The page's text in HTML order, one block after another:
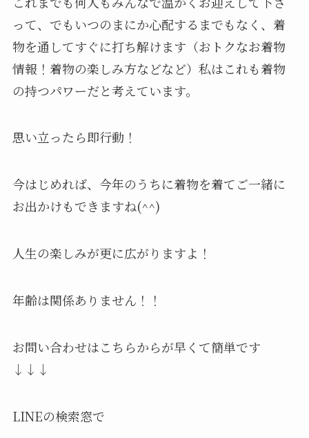
って、でもいつのまにか心配するまでもなく、着
物を通してすぐに打ち解けます（おトクなお着物
情報！着物の楽しみ方などなど）私はこれも着物
の持つパワーだと考えています。
思い立ったら即行動！
今はじめれば、今年のうちに着物を着てご一緒に
お出かけもできますね(^^)
人生の楽しみが更に広がりますよ！
年齢は関係ありません！！
お問い合わせはこちらからが早くて簡単です
↓↓↓
LINEの検索窓で